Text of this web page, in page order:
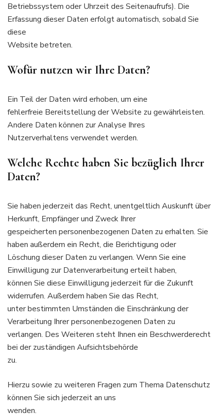
Betriebssystem oder Uhrzeit des Seitenaufrufs). Die
Erfassung dieser Daten erfolgt automatisch, sobald Sie
diese
Website betreten.
Wofür nutzen wir Ihre Daten?
Ein Teil der Daten wird erhoben, um eine
fehlerfreie Bereitstellung der Website zu gewährleisten.
Andere Daten können zur Analyse Ihres
Nutzerverhaltens verwendet werden.
Welche Rechte haben Sie bezüglich Ihrer
Daten?
Sie haben jederzeit das Recht, unentgeltlich Auskunft über
Herkunft, Empfänger und Zweck Ihrer
gespeicherten personenbezogenen Daten zu erhalten. Sie
haben außerdem ein Recht, die Berichtigung oder
Löschung dieser Daten zu verlangen. Wenn Sie eine
Einwilligung zur Datenverarbeitung erteilt haben,
können Sie diese Einwilligung jederzeit für die Zukunft
widerrufen. Außerdem haben Sie das Recht,
unter bestimmten Umständen die Einschränkung der
Verarbeitung Ihrer personenbezogenen Daten zu
verlangen. Des Weiteren steht Ihnen ein Beschwerderecht
bei der zuständigen Aufsichtsbehörde
zu.
Hierzu sowie zu weiteren Fragen zum Thema Datenschutz
können Sie sich jederzeit an uns
wenden.